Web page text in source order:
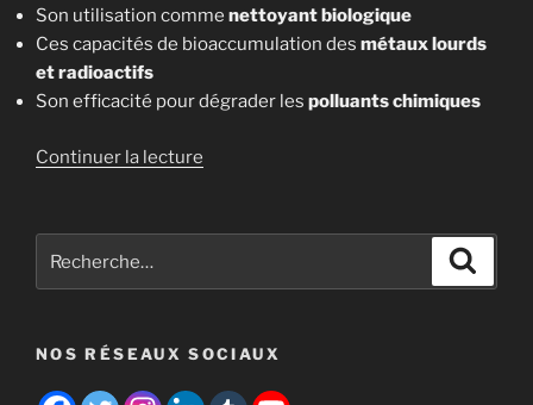
Son utilisation comme nettoyant biologique
Ces capacités de bioaccumulation des métaux lourds
et radioactifs
Son efficacité pour dégrader les polluants chimiques
Continuer la lecture
c’est
pour
NOS RÉSEAUX SOCIAUX